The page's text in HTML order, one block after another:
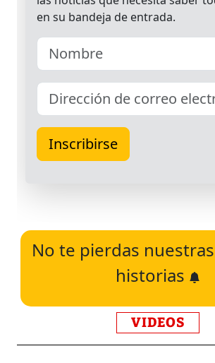
No te pierdas
historias
VIDEOS